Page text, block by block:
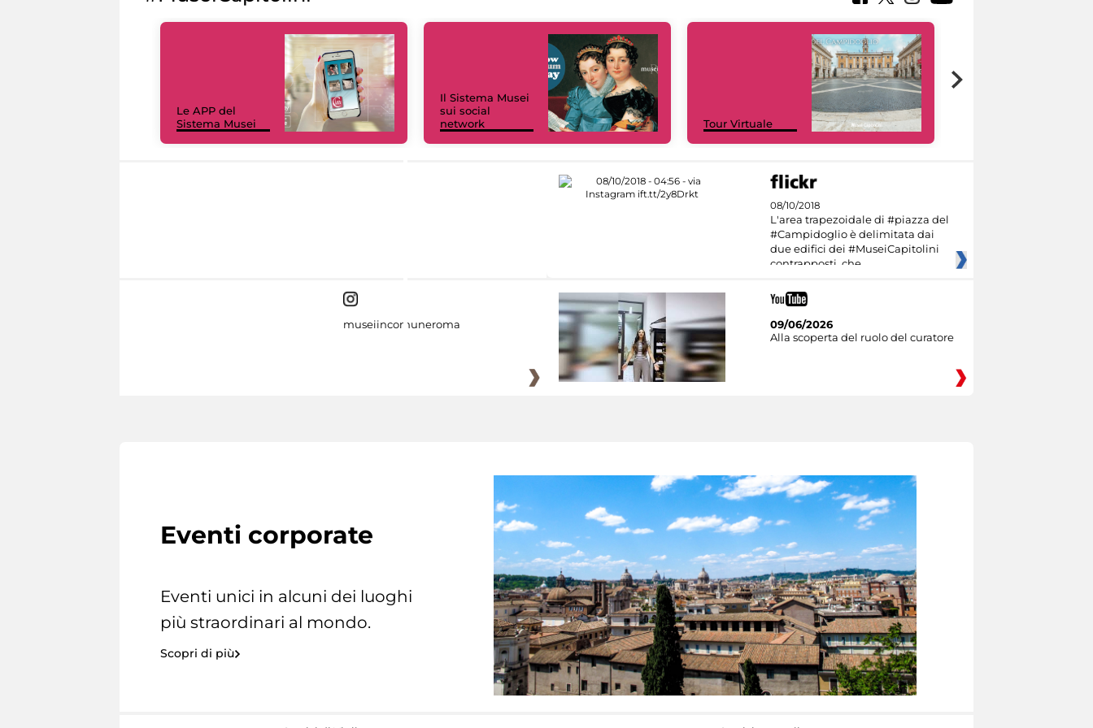
Le APP del
Sistema Musei
Il Sistema Musei
sui social
network
Tour Virtuale
08/10/2018
L'area trapezoidale di #piazza del
#Campidoglio è delimitata dai
due edifici dei #MuseiCapitolini
contrapposti, che
museiincomuneroma
09/06/2026
Alla scoperta del ruolo del curatore
Eventi corporate
Eventi unici in alcuni dei luoghi
più straordinari al mondo.
Scopri di più